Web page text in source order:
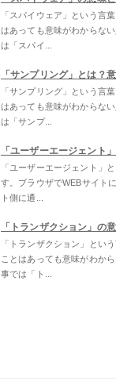
「スパイウェア」という言
はあっても意味がわからな
は「スパイ...
「サンプリング」とは？
「サンプリング」という言
はあっても意味がわからな
は「サンプ...
「ユーザーエージェント
「ユーザーエージェント」
す。ブラウザでWEBサイト
ト側に通...
「トランザクション」の
「トランザクション」とい
ことはあっても意味がわか
事では「ト...